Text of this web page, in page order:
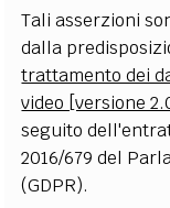
Tali asserzioni
dalla
trattamento dei
video [versione
seguito
2016/679 del
(GDPR).